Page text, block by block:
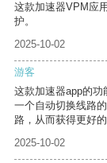
这款加速器VPM应
护。
2025-10-02
游客
这款加速器app的
一个自动切换线路
路，从而获得更好的
2025-10-02